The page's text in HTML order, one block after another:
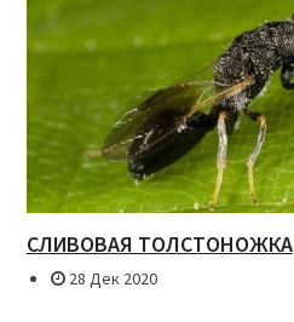
СЛИВОВАЯ ТОЛСТОНОЖКА
28 Дек 2020